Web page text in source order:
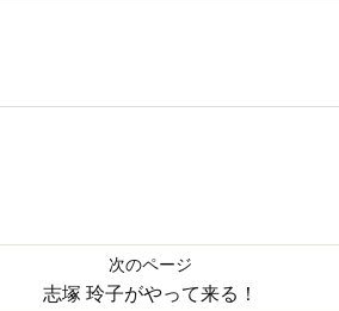
志塚 玲子がやって来る！